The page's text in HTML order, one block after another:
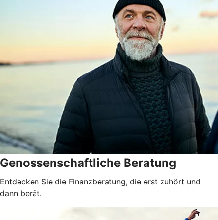
Genossenschaftliche Beratung
Entdecken Sie die Finanzberatung, die erst zuhört und
dann berät.